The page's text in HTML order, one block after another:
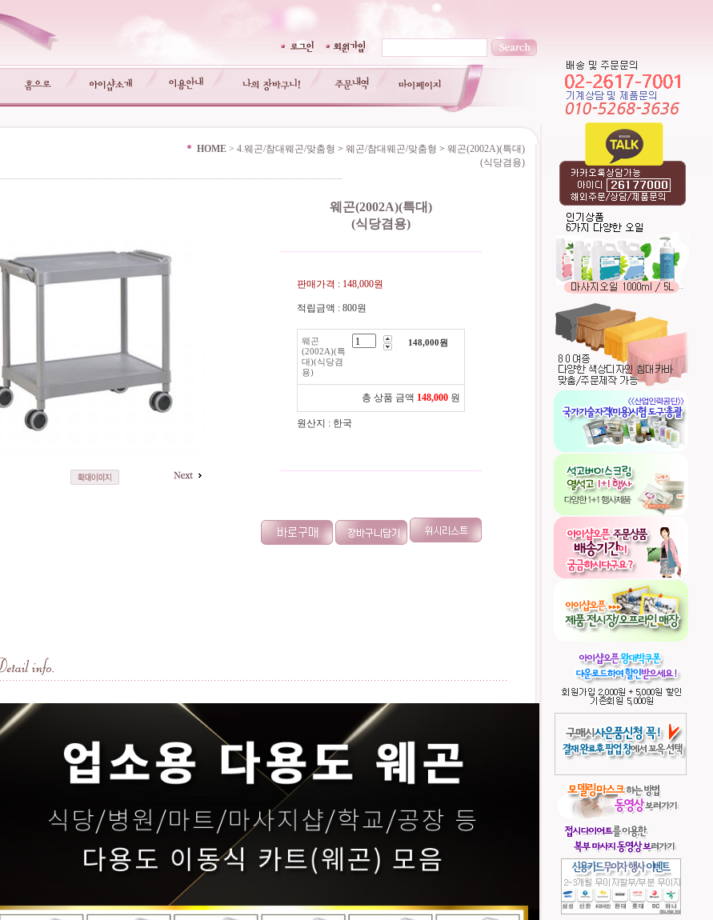
HOME > 4.웨곤/참대웨곤/맞춤형 > 웨곤/참대웨곤/맞춤형 > 웨곤(2002A)(특대)
(식당겸용)
웨곤(2002A)(특대)
(식당겸용)
---------------------------------------------------------------
판매가격 : 148,000원
적립금액 : 800원
웨곤
(2002A)(특
대)(식당겸
용)
148,000원
총 상품 금액 148,000 원
원산지 : 한국
---------------------------------------------------------------